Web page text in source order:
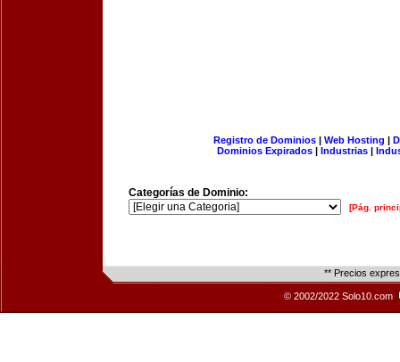
Registro de Dominios| Web Hosting |
Dominios Expirados | Industrias |
Categorías de Dominio:
[Pág.
** Precios
© 2002/2022 Solo10.com